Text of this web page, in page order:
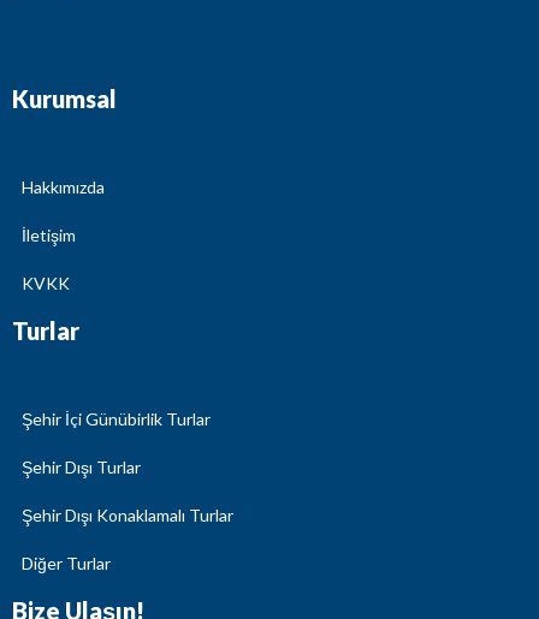
Kurumsal
Hakkımızda
İletişim
KVKK
Turlar
Şehir İçi Günübirlik Turlar
Şehir Dışı Turlar
Şehir Dışı Konaklamalı Turlar
Diğer Turlar
Bize Ulaşın!